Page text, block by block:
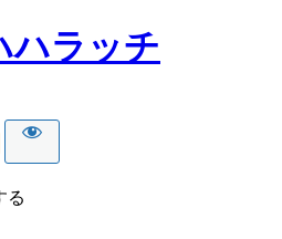
ハラッチ
る